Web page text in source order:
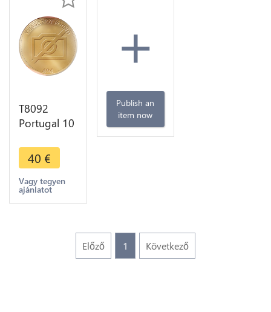
T8092
Portugal 10
1737 -> M
Offer
40 €
Vagy tegyen
ajánlatot
+
Publish an
item now
Előző 1 Következő